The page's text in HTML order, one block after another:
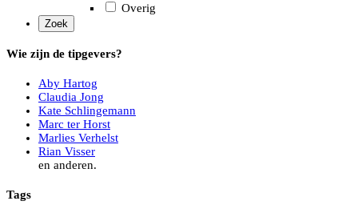
Overig
Wie zijn de tipgevers?
Aby Hartog
Claudia Jong
Kate Schlingemann
Marc ter Horst
Marlies Verhelst
Rian Visser
en anderen.
Tags